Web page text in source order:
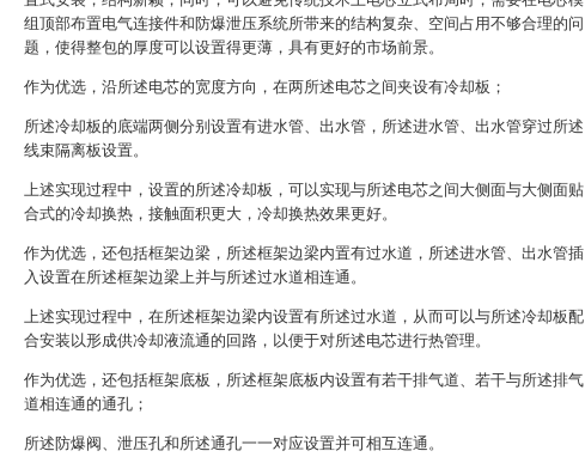
组顶部布置电气连接件和防爆泄压系统所带来的结构复杂、空间占用不够合理的问
题，使得整包的厚度可以设置得更薄，具有更好的市场前景。
作为优选，沿所述电芯的宽度方向，在两所述电芯之间夹设有冷却板；
所述冷却板的底端两侧分别设置有进水管、出水管，所述进水管、出水管穿过所述
线束隔离板设置。
上述实现过程中，设置的所述冷却板，可以实现与所述电芯之间大侧面与大侧面贴
合式的冷却换热，接触面积更大，冷却换热效果更好。
作为优选，还包括框架边梁，所述框架边梁内置有过水道，所述进水管、出水管插
入设置在所述框架边梁上并与所述过水道相连通。
上述实现过程中，在所述框架边梁内设置有所述过水道，从而可以与所述冷却板配
合安装以形成供冷却液流通的回路，以便于对所述电芯进行热管理。
作为优选，还包括框架底板，所述框架底板内设置有若干排气道、若干与所述排气
道相连通的通孔；
所述防爆阀、泄压孔和所述通孔一一对应设置并可相互连通。